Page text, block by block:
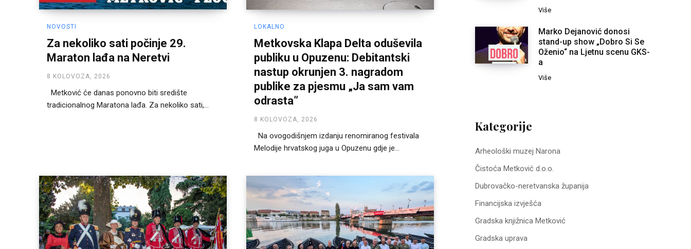
NOVOSTI
Za nekoliko sati počinje 29.
Maraton lađa na Neretvi
8 KOLOVOZA, 2026
Metković će danas ponovno biti središte
tradicionalnog Maratona lađa. Za nekoliko sati,...
LOKALNO
Metkovska Klapa Delta oduševila
publiku u Opuzenu: Debitantski
nastup okrunjen 3. nagradom
publike za pjesmu „Ja sam vam
odrasta”
8 KOLOVOZA, 2026
Melodije hrvatskog juga u Opuzenu gdje je...
Više
Marko Dejanović donosi
stand-up show „Dobro Si Se
Oženio“ na Ljetnu scenu GKS-
a
Više
Kategorije
Arheološki muzej Narona
Čistoća Metković d.o.o.
Dubrovačko-neretvanska županija
Financijska izvješća
Gradska knjižnica Metković
Gradska uprava